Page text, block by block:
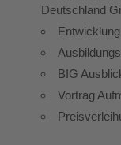
Deutschland
BIG
Vortrag